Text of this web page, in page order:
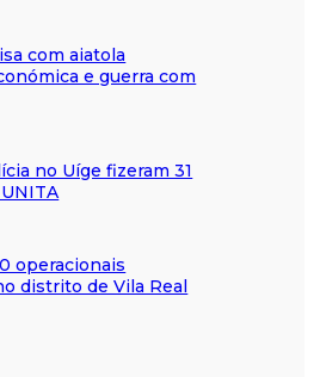
com aiatola
e guerra com
no Uíge fizeram 31
operacionais
distrito de Vila Real